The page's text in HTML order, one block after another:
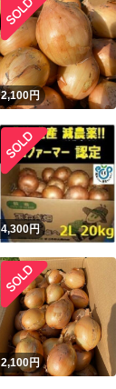
2,100円
4,300円
2,100円